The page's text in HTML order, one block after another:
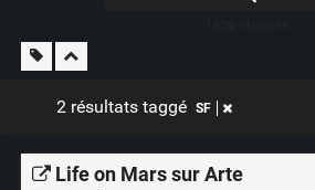
2 résultats taggé SF
Life on Mars sur Arte